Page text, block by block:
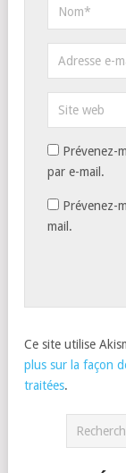
Prévenez-
par e-mail.
Prévenez-
mail.
Ce site utilise
plus sur la façon
traitées.